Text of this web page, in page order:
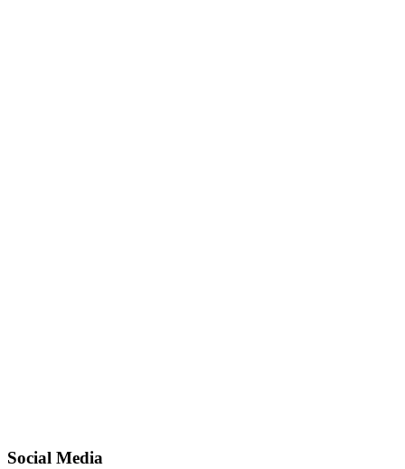
Social Media